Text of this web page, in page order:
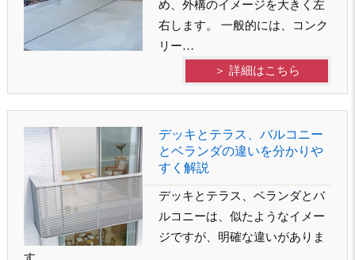
め、外構のイメージを大きく左
右します。 一般的には、コンク
リー…
＞ 詳細はこちら
デッキとテラス、バルコニー
とベランダの違いを分かりや
すく解説
デッキとテラス、ベランダとバ
ルコニーは、似たようなイメー
ジですが、明確な違いがありま